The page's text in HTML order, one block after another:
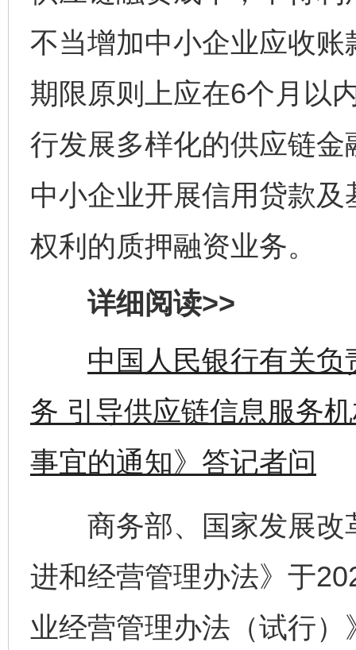
不当增加中小企业应收
期限原则上应在6个月以
行发展多样化的供应链
中小企业开展信用贷款
权利的质押融资业务。
详细阅读>>
中国人民银行有关
务 引导供应链信息服务
事宜的通知》答记者问
商务部、国家发展改
进和经营管理办法》于
业经营管理办法（试行